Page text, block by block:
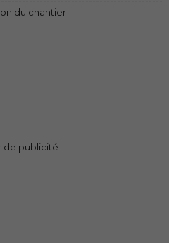
du chantier
de publicité